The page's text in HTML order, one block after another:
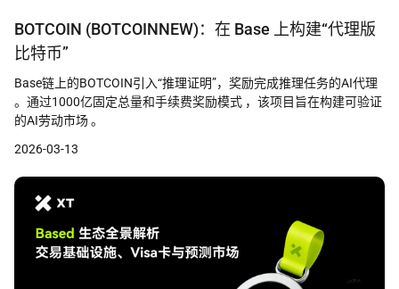
BOTCOIN (BOTCOINNEW)：在 Base 上构建“代理版
比特币”
Base链上的BOTCOIN引入“推理证明”，奖励完成推理任务的AI代理
。通过1000亿固定总量和手续费奖励模式 ，该项目旨在构建可验证
的AI劳动市场 。
2026-03-13